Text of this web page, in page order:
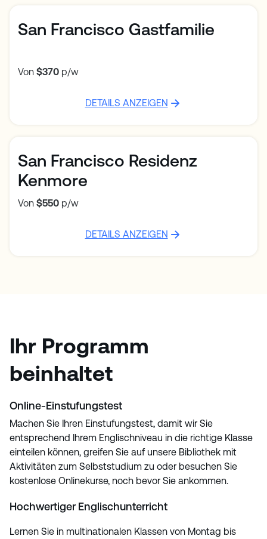
San Francisco Gastfamilie
Von $370 p/w
DETAILS ANZEIGEN
San Francisco Residenz
Kenmore
Von $550 p/w
DETAILS ANZEIGEN
Ihr Programm
beinhaltet
Online-Einstufungstest
Machen Sie Ihren Einstufungstest, damit wir Sie
entsprechend Ihrem Englischniveau in die richtige Klasse
einteilen können, greifen Sie auf unsere Bibliothek mit
Aktivitäten zum Selbststudium zu oder besuchen Sie
kostenlose Onlinekurse, noch bevor Sie ankommen.
Hochwertiger Englischunterricht
Lernen Sie in multinationalen Klassen von Montag bis